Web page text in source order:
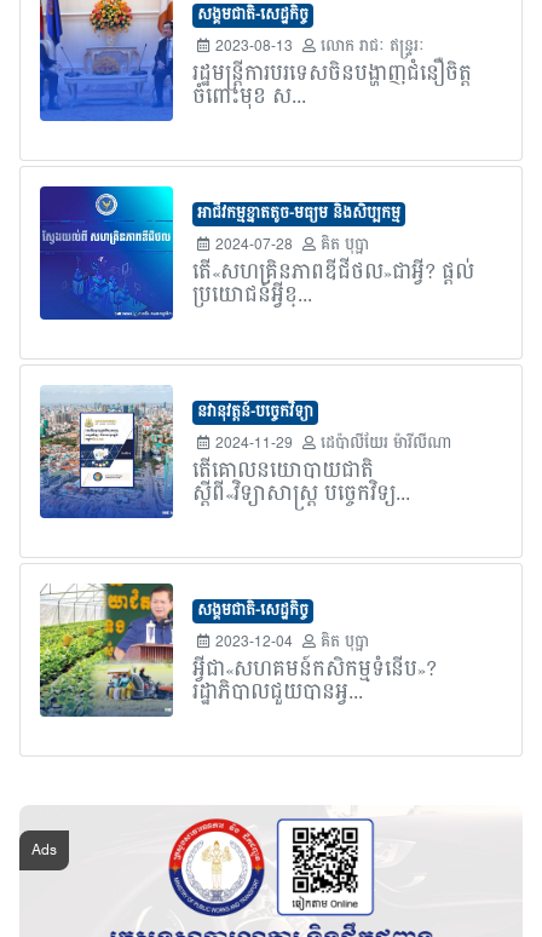
សង្គមជាតិ-សេដ្ឋកិច្ច
2023-08-13
លោក​ រាជៈ ឥន្រ្ទរៈ
រដ្ឋមន្រ្តីការបរទេសចិនបង្ហាញជំនឿចិត្ត
ចំពោះមុខ ស...
អាជីវកម្មខ្នាតតូច-មធ្យម និងសិប្បកម្ម
2024-07-28
គិត បុប្ផា
តើ«សហគ្រិនភាពឌីជីថល»ជាអ្វី? ផ្តល់
ប្រយោជន៍អ្វីខ្...
នវានុវត្តន៍-បច្ចេកវិទ្យា
2024-11-29
ដេប៉ាលីយែរ ម៉ារីលីណា
តើគោលនយោបាយជាតិ
ស្តីពី«វិទ្យាសាស្ត្រ បច្ចេកវិទ្យ...
សង្គមជាតិ-សេដ្ឋកិច្ច
2023-12-04
គិត បុប្ផា
អ្វីជា«សហគមន៍កសិកម្មទំនើប»?
រដ្ឋាភិបាលជួយបានអ្វ...